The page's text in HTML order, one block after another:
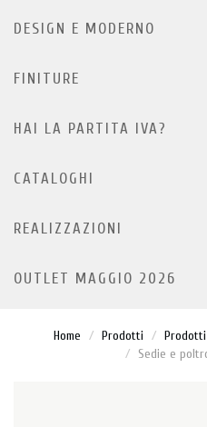
DESIGN E MODERNO
FINITURE
HAI LA PARTITA IVA?
CATALOGHI
REALIZZAZIONI
OUTLET MAGGIO 2026
Home Prodotti
Sedie e